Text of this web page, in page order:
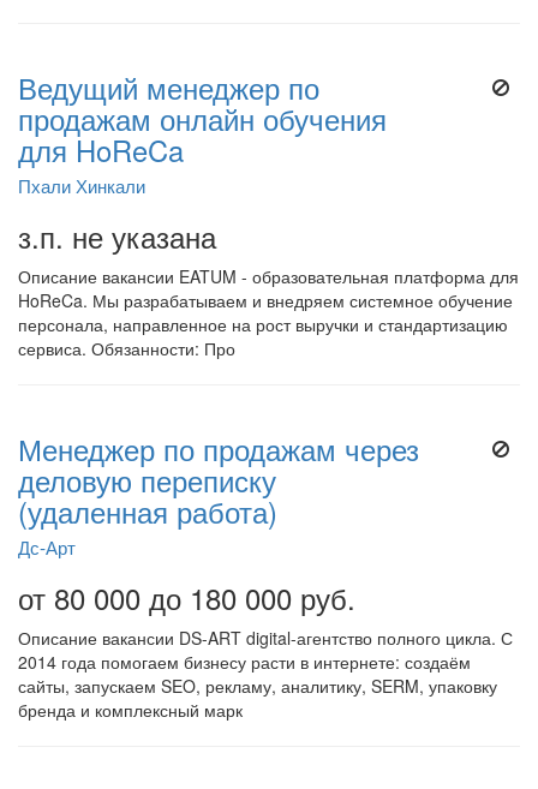
Ведущий менеджер по
продажам онлайн обучения
для HoReCa
Пхали Хинкали
з.п. не указана
Описание вакансии EATUM - образовательная платформа для
HoReCa. Мы разрабатываем и внедряем системное обучение
персонала, направленное на рост выручки и стандартизацию
сервиса. Обязанности: Про
Менеджер по продажам через
деловую переписку
(удаленная работа)
Дс-Арт
от 80 000 до 180 000 руб.
Описание вакансии DS-ART digital-агентство полного цикла. С
2014 года помогаем бизнесу расти в интернете: создаём
сайты, запускаем SEO, рекламу, аналитику, SERM, упаковку
бренда и комплексный марк